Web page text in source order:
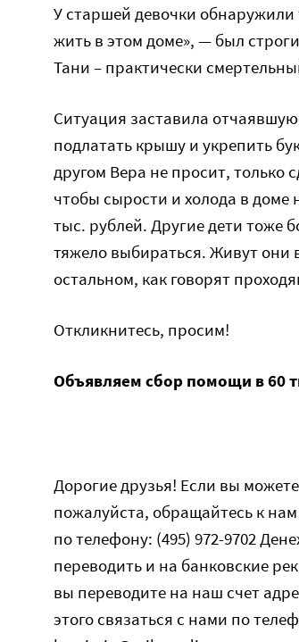
У старшей девочки обнаружили
жить в этом доме», — был
Тани – практически
Ситуация заставила
подлатать крышу и укрепить
другом Вера не просит, только
чтобы сырости и холода в
тыс. рублей. Другие дети тоже
тяжело выбираться. Живут они
остальном, как говорят
Откликнитесь, просим!
Объявляем сбор помощи в 60
Дорогие друзья! Если вы
пожалуйста, обращайтесь к
по телефону: (495) 972-9702
переводить и на банковские
вы переводите на наш счет
этого связаться с нами по